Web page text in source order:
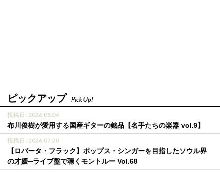
ピックアップ Pick Up!
投稿日 : 2026.08.04
布川俊樹が愛用する国産ギターの銘品【名手たちの楽器 vol.9】
投稿日 : 2026.07.20
【ロバータ・フラック】ポップス・シンガーを目指したソウル界
の才媛─ライブ盤で聴くモントルー Vol.68